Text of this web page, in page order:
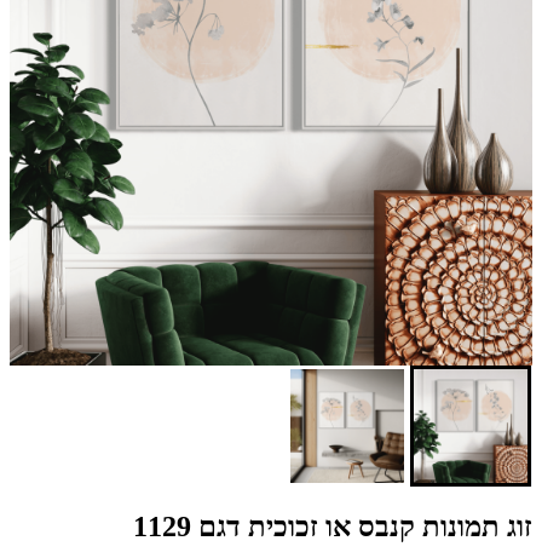
זוג תמונות קנבס או זכוכית דגם 1129